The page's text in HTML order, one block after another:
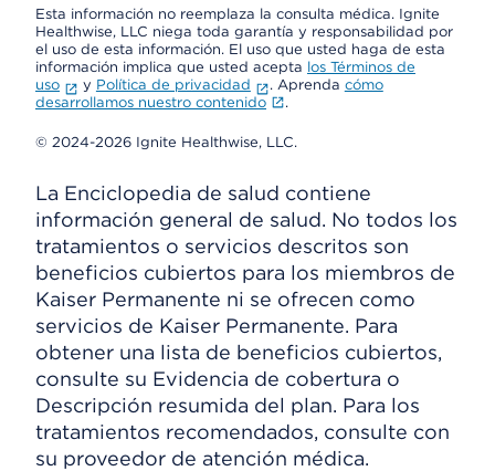
Esta información no reemplaza la consulta médica. Ignite
Healthwise, LLC niega toda garantía y responsabilidad por
el uso de esta información. El uso que usted haga de esta
información implica que usted acepta los Términos de
uso
y Política de privacidad . Aprenda cómo
desarrollamos nuestro contenido
.
© 2024-2026 Ignite Healthwise, LLC.
La Enciclopedia de salud contiene
información general de salud. No todos los
tratamientos o servicios descritos son
beneficios cubiertos para los miembros de
Kaiser Permanente ni se ofrecen como
servicios de Kaiser Permanente. Para
obtener una lista de beneficios cubiertos,
consulte su Evidencia de cobertura o
Descripción resumida del plan. Para los
tratamientos recomendados, consulte con
su proveedor de atención médica.